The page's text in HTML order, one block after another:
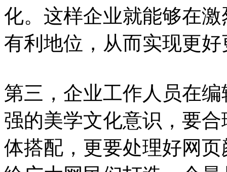
化。这样企业就能够在
有利地位，从而实现更
第三，企业工作人员在
强的美学文化意识，要
体搭配，更要处理好网